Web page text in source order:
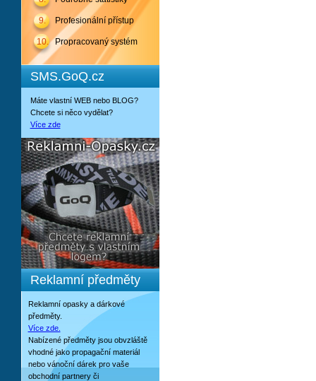
9. Profesionální přístup
10. Propracovaný systém
SMS.GoQ.cz
Máte vlastní WEB nebo BLOG?
Chcete si něco vydělat?
Více zde
Reklamní předměty
Reklamní opasky a dárkové
předměty.
Více zde.
Nabízené předměty jsou obvzláště
vhodné jako propagační materiál
nebo vánoční dárek pro vaše
obchodní partnery či